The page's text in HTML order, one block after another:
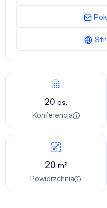
20os.
Konferencja
20m²
Powierzchnia